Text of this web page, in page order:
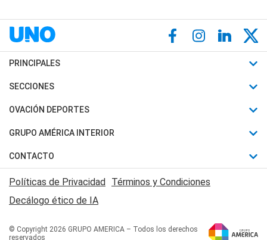
PRINCIPALES
Últimas Noticias
Política
Judiciales
Economia
SECCIONES
Horóscopo
Motores
Trucos caseros
Series y Películas
Edictos y Solicitadas
OVACIÓN DEPORTES
Fútbol
Mundial
Automovilismo
Rugby
Básquet
GRUPO AMÉRICA INTERIOR
Canal 7 en Vivo
San Juan 8
CONTACTO
Acerca de Nosotros
Contactanos
Políticas de Privacidad Términos y Condiciones
Decálogo ético de IA
© Copyright 2026 GRUPO AMERICA – Todos los derechos
reservados